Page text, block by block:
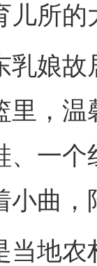
儿所的
娘故
里，
、一
小曲
地农